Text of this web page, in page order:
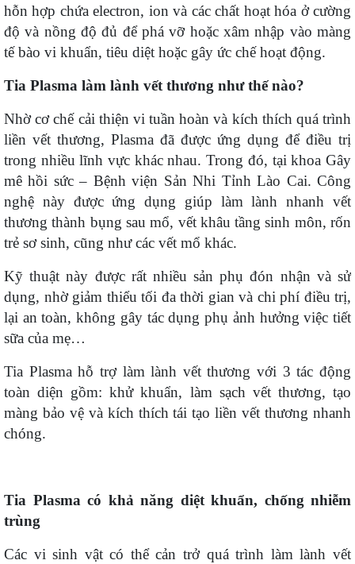
hỗn hợp chứa electron, ion và các chất hoạt hóa ở cường
độ và nồng độ đủ để phá vỡ hoặc xâm nhập vào màng
tế bào vi khuẩn, tiêu diệt hoặc gây ức chế hoạt động.
Tia Plasma làm lành vết thương như thế nào?
Nhờ cơ chế cải thiện vi tuần hoàn và kích thích quá trình
liền vết thương, Plasma đã được ứng dụng để điều trị
trong nhiều lĩnh vực khác nhau. Trong đó, tại khoa Gây
mê hồi sức – Bệnh viện Sản Nhi Tỉnh Lào Cai. Công
nghệ này được ứng dụng giúp làm lành nhanh vết
thương thành bụng sau mổ, vết khâu tầng sinh môn, rốn
trẻ sơ sinh, cũng như các vết mổ khác.
Kỹ thuật này được rất nhiều sản phụ đón nhận và sử
dụng, nhờ giảm thiểu tối đa thời gian và chi phí điều trị,
lại an toàn, không gây tác dụng phụ ảnh hưởng việc tiết
sữa của mẹ…
Tia Plasma hỗ trợ làm lành vết thương với 3 tác động
toàn diện gồm: khử khuẩn, làm sạch vết thương, tạo
màng bảo vệ và kích thích tái tạo liền vết thương nhanh
chóng.
Tia Plasma có khả năng diệt khuẩn, chống nhiễm
trùng
Các vi sinh vật có thể cản trở quá trình làm lành vết